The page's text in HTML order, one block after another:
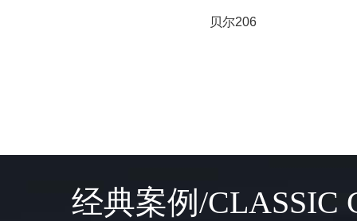
贝尔206
经典案例/CLASSIC